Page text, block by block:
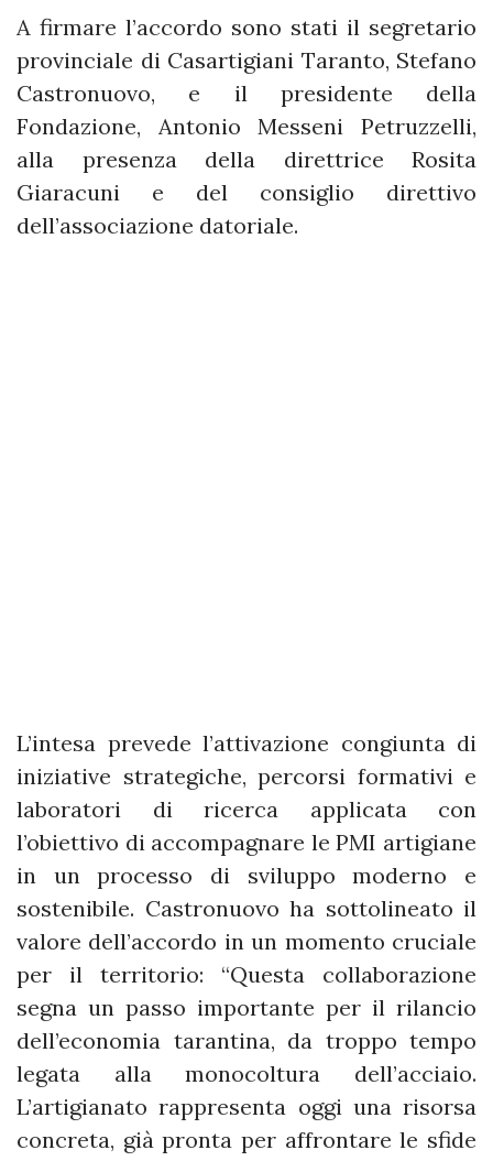
A firmare l’accordo sono stati il segretario
provinciale di Casartigiani Taranto, Stefano
Castronuovo, e il presidente della
Fondazione, Antonio Messeni Petruzzelli,
alla presenza della direttrice Rosita
Giaracuni e del consiglio direttivo
dell’associazione datoriale.
L’intesa prevede l’attivazione congiunta di
iniziative strategiche, percorsi formativi e
laboratori di ricerca applicata con
l’obiettivo di accompagnare le PMI artigiane
in un processo di sviluppo moderno e
sostenibile. Castronuovo ha sottolineato il
valore dell’accordo in un momento cruciale
per il territorio: “Questa collaborazione
segna un passo importante per il rilancio
dell’economia tarantina, da troppo tempo
legata alla monocoltura dell’acciaio.
L’artigianato rappresenta oggi una risorsa
concreta, già pronta per affrontare le sfide